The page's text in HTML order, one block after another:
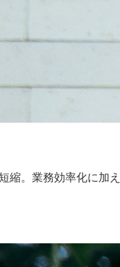
縮。業務効率化に加